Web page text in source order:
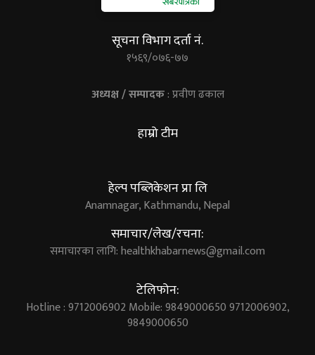
सूचना विभाग दर्ता नं.
१५६९/०७६-७७
अध्यक्ष / सम्पादक: प्रवीण ढकाल
हाम्रो टीम
हेल्प पब्लिकेशन प्रा लि
Anamnagar, Kathmandu, Nepal
समाचार/लेख/रचना:
समाचारका लागि:healthkhabarnews@gmail.com
टेलिफोन:
Hotline : 9712006902 Mobile: 9849000650 9712006902,
9849000650